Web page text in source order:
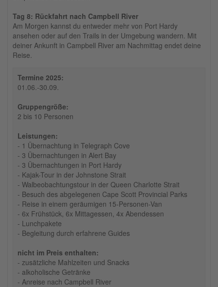
Tag 8: Rückfahrt nach Campbell River
Am Morgen kannst du entweder mehr von Port Hardy
ansehen oder auf den Trails in der Umgebung wandern. Mit
deiner Ankunft in Campbell River am Nachmittag endet deine
Reise.
Termine 2025:
01.06.-30.09.
Gruppengröße:
2 bis 10 Personen
Leistungen:
- 1 Übernachtung in Telegraph Cove
- 3 Übernachtungen in Alert Bay
- 3 Übernachtungen in Port Hardy
- Kajak-Tour in der Johnstone Strait
- Walbeobachtungstour in der Queen Charlotte Strait
- Besuch des abgelegenen Cape Scott Provincial Parks
- Reise in einem geräumigen 15-Personen-Van
- 6x Frühstück, 6x Mittagessen, 4x Abendessen
- Lunchpakete
- Begleitung durch erfahrene Guides
nicht im Preis enthalten:
- zusätzliche Mahlzeiten und Snacks
- alkoholische Getränke
- Anreise nach Campbell River